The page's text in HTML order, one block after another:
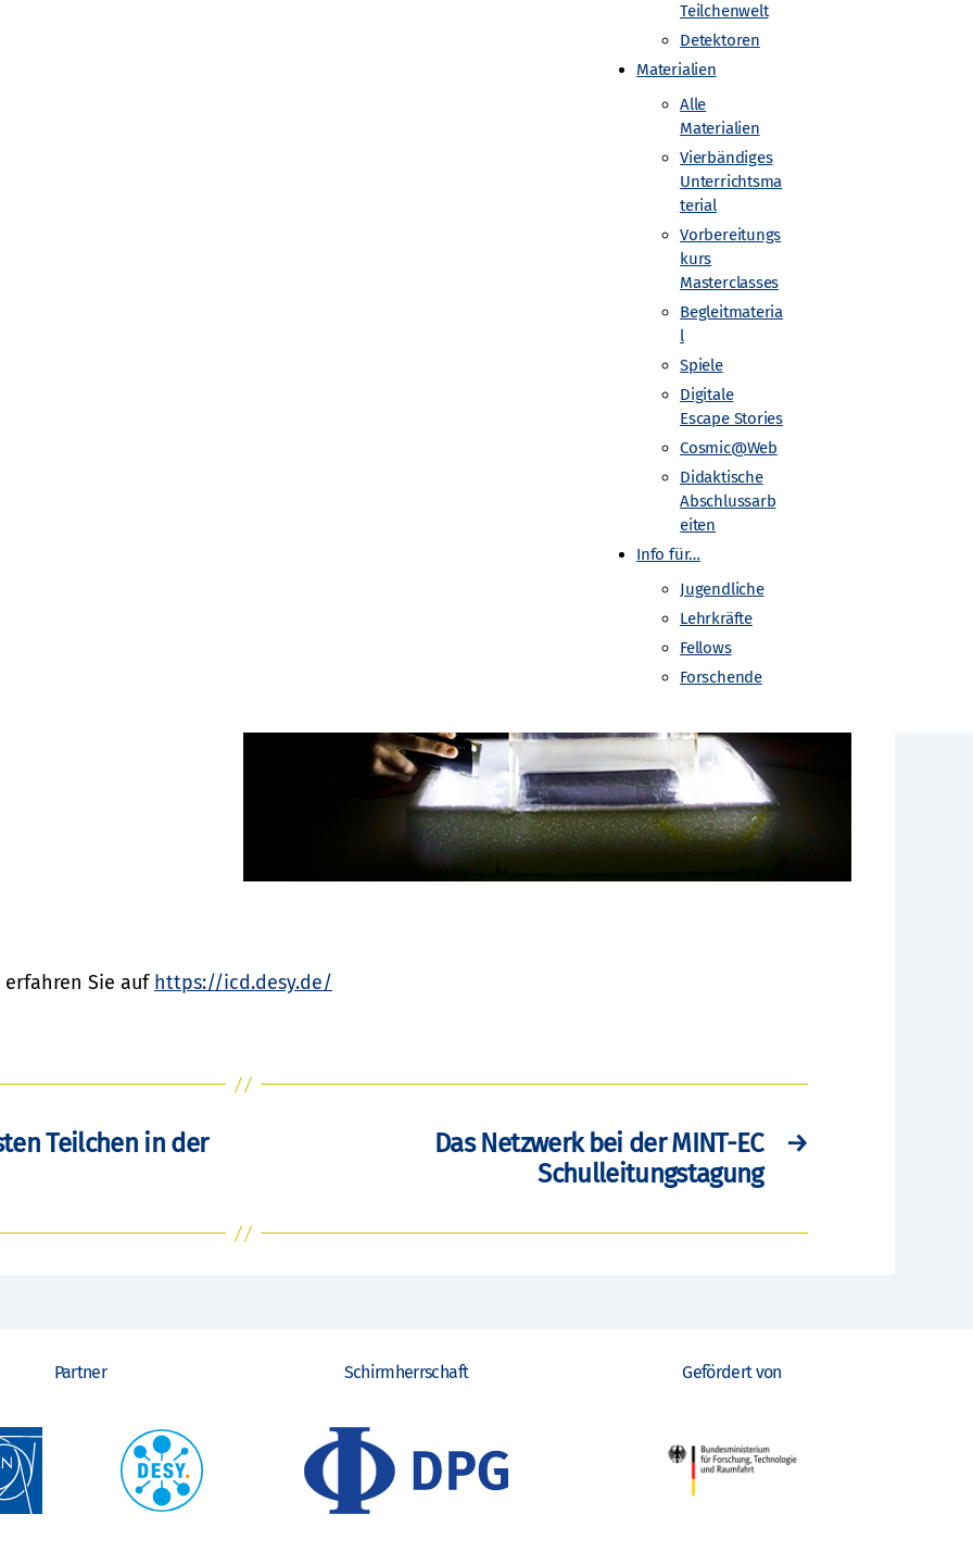
Teilchenwelt
Detektoren
Materialien
Alle
Materialien
Vierbändiges
Unterrichtsma
terial
Vorbereitungs
kurs
Masterclasses
Begleitmateria
l
Spiele
Digitale
Escape Stories
Cosmic@Web
Didaktische
Abschlussarb
eiten
Info für…
Jugendliche
Lehrkräfte
Fellows
Forschende
International Cosmic Day wieder alles um kosmische Teilchen. Schülerinnen und Schüler
Sie auf https://icd.desy.de/
Teilchen in der
→
Das Netzwerk bei der MINT-EC
Schulleitungstagung
Partner Schirmherrschaft Gefördert von